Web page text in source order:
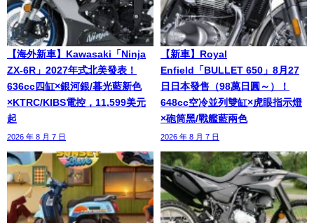
【海外新車】Kawasaki「Ninja
ZX-6R」2027年式北美發表！
636cc四缸×銀河銀/暮光藍新色
×KTRC/KIBS電控，11,599美元
起
2026 年 8 月 7 日
【新車】Royal
Enfield「BULLET 650」8月27
日日本發售（98萬日圓～）！
648cc空冷並列雙缸×虎眼指示燈
×砲筒黑/戰艦藍兩色
2026 年 8 月 7 日